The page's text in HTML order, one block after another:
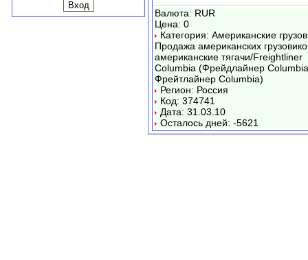
Валюта: RUR
Цена: 0
Категория: Американские
Продажа американских
американские тягачи/Freightliner
Columbia (Фрейдлайнер
Фрейтлайнер Columbia)
Регион: Россия
Код: 374741
Дата: 31.03.10
Осталось дней: -5621